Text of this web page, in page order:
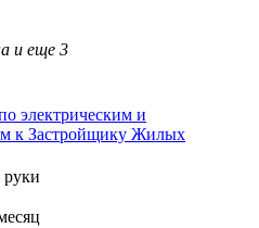
и еще 3
электрическим и
к Застройщику Жилых
руки